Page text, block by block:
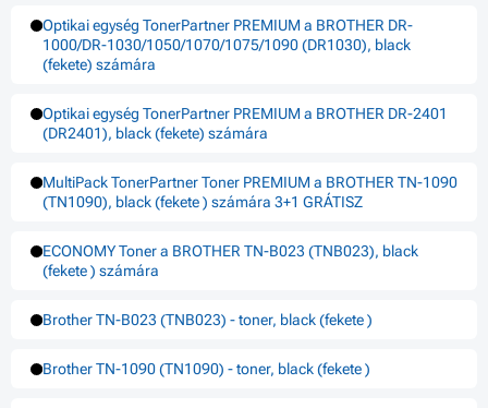
Optikai egység TonerPartner PREMIUM a BROTHER DR-
1000/DR-1030/1050/1070/1075/1090 (DR1030), black
(fekete) számára
Optikai egység TonerPartner PREMIUM a BROTHER DR-2401
(DR2401), black (fekete) számára
MultiPack TonerPartner Toner PREMIUM a BROTHER TN-1090
(TN1090), black (fekete ) számára 3+1 GRÁTISZ
ECONOMY Toner a BROTHER TN-B023 (TNB023), black
(fekete ) számára
Brother TN-B023 (TNB023) - toner, black (fekete )
Brother TN-1090 (TN1090) - toner, black (fekete )